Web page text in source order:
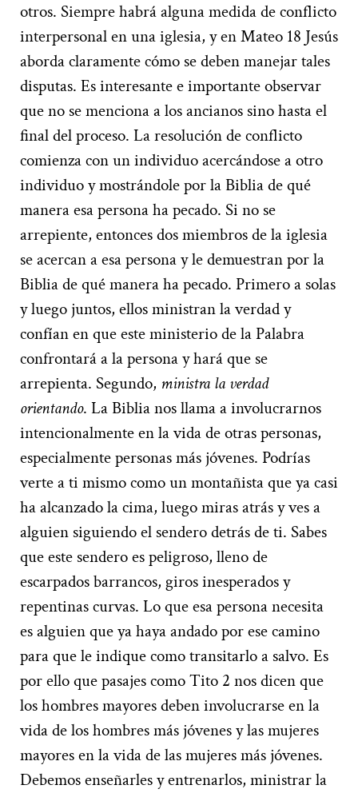
otros. Siempre habrá alguna medida de conflicto
interpersonal en una iglesia, y en Mateo 18 Jesús
aborda claramente cómo se deben manejar tales
disputas. Es interesante e importante observar
que no se menciona a los ancianos sino hasta el
final del proceso. La resolución de conflicto
comienza con un individuo acercándose a otro
individuo y mostrándole por la Biblia de qué
manera esa persona ha pecado. Si no se
arrepiente, entonces dos miembros de la iglesia
se acercan a esa persona y le demuestran por la
Biblia de qué manera ha pecado. Primero a solas
y luego juntos, ellos ministran la verdad y
confían en que este ministerio de la Palabra
confrontará a la persona y hará que se
arrepienta. Segundo, ministra la verdad
orientando. La Biblia nos llama a involucrarnos
intencionalmente en la vida de otras personas,
especialmente personas más jóvenes. Podrías
verte a ti mismo como un montañista que ya casi
ha alcanzado la cima, luego miras atrás y ves a
alguien siguiendo el sendero detrás de ti. Sabes
que este sendero es peligroso, lleno de
escarpados barrancos, giros inesperados y
repentinas curvas. Lo que esa persona necesita
es alguien que ya haya andado por ese camino
para que le indique como transitarlo a salvo. Es
por ello que pasajes como Tito 2 nos dicen que
los hombres mayores deben involucrarse en la
vida de los hombres más jóvenes y las mujeres
mayores en la vida de las mujeres más jóvenes.
Debemos enseñarles y entrenarlos, ministrar la